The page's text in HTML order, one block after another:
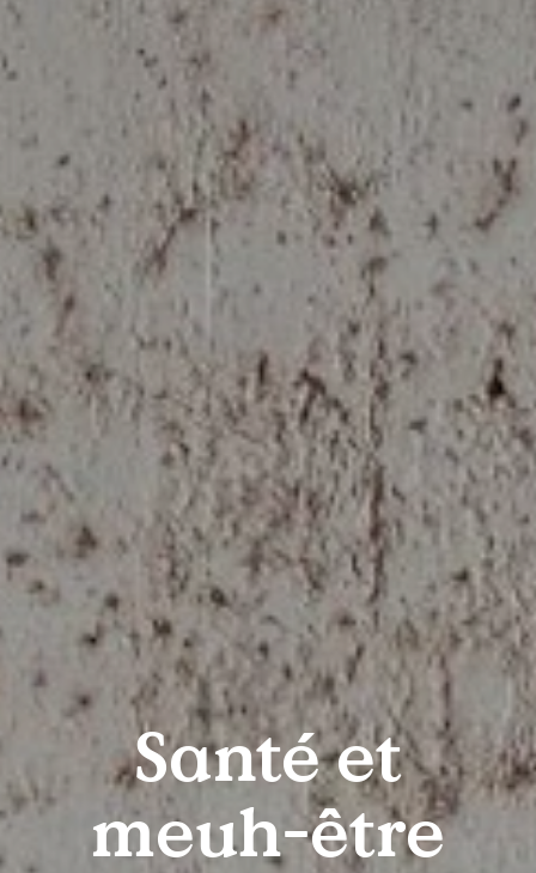
Santé et
meuh-être